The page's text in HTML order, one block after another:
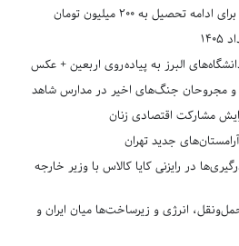
تحصیل به ۲۰۰ میلیون تومان
البرز به پیاده‌روی اربعین + عکس
و مجروحان جنگ‌های اخیر در مدارس شاهد
مشارکت اقتصادی زنان
جدید تهران
در رایزنی کایا کالاس با وزیر خارجه
انرژی و زیرساخت‌ها میان ایران و